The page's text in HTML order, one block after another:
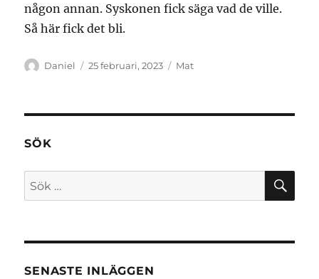
någon annan. Syskonen fick säga vad de ville.
Så här fick det bli.
Författare
Daniel
Publicerat
25 februari, 2023 Kategorier
Mat
SÖK
Sök
efter:
SENASTE INLÄGGEN